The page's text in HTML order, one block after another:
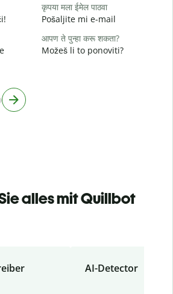
कृपया मला ईमेल पाठवा
Pošaljite mi e-mail
आपण ते पुन्हा करू शकता?
Možeš li to ponoviti?
alles mit Quillbot
AI-Detector